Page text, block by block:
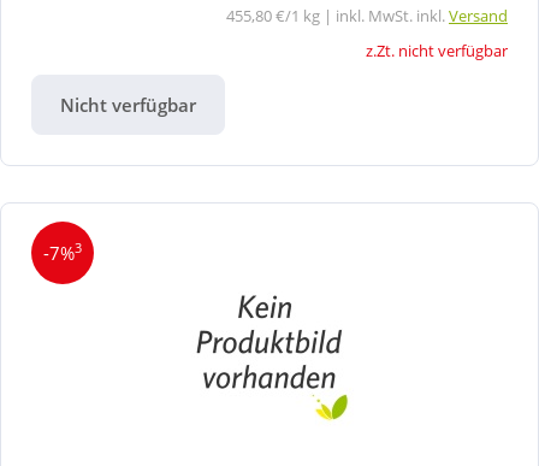
455,80 €/1 kg | inkl. MwSt. inkl.Versand
z.Zt. nicht verfügbar
Nicht verfügbar
-7%3